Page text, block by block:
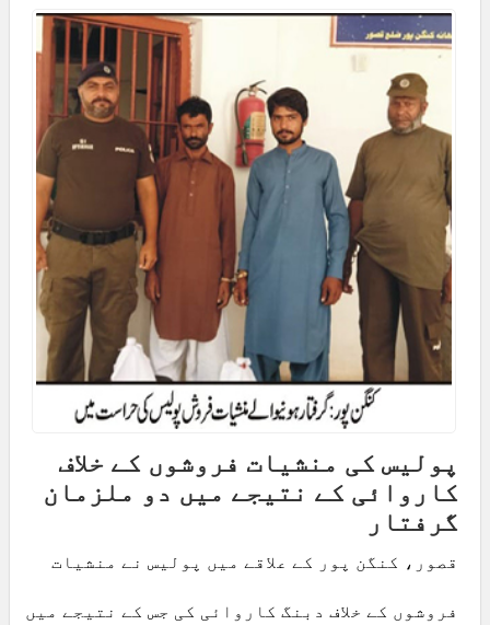
پولیس کی منشیات فروشوں کے خلاف
کاروائی کے نتیجے میں دو ملزمان
گرفتار
قصور، کنگن پور کے علاقے میں پولیس نے منشیات
فروشوں کے خلاف دبنگ کاروائی کی جس کے نتیجے میں